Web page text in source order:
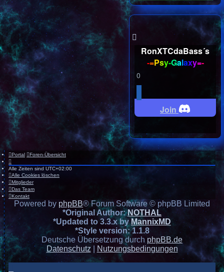
RonXTCdaBass´s
-=Psy-Galaxy=-
0
Join
Portal Foren-Übersicht
Alle Zeiten sind UTC+02:00
Alle Cookies löschen
Mitglieder
Das Team
Kontakt
Powered by phpBB® Forum Software © phpBB Limited
*Original Author:NOTHAL
*Updated to 3.3.x byMannixMD
*Style version: 1.1.8
Deutsche Übersetzung durch phpBB.de
Datenschutz| Nutzungsbedingungen